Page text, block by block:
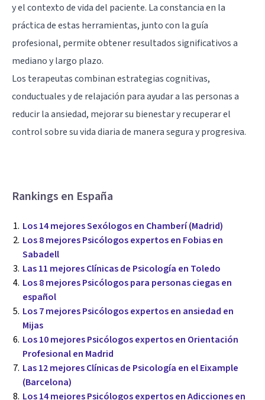
y el contexto de vida del paciente. La constancia en la
práctica de estas herramientas, junto con la guía
profesional, permite obtener resultados significativos a
mediano y largo plazo.
Los terapeutas combinan estrategias cognitivas,
conductuales y de relajación para ayudar a las personas a
reducir la ansiedad, mejorar su bienestar y recuperar el
control sobre su vida diaria de manera segura y progresiva.
Rankings en España
Los 14 mejores Sexólogos en Chamberí (Madrid)
Los 8 mejores Psicólogos expertos en Fobias en
Sabadell
Las 11 mejores Clínicas de Psicología en Toledo
Los 8 mejores Psicólogos para personas ciegas en
español
Los 7 mejores Psicólogos expertos en ansiedad en
Mijas
Los 10 mejores Psicólogos expertos en Orientación
Profesional en Madrid
Las 12 mejores Clínicas de Psicología en el Eixample
(Barcelona)
Los 14 mejores Psicólogos expertos en Adicciones en